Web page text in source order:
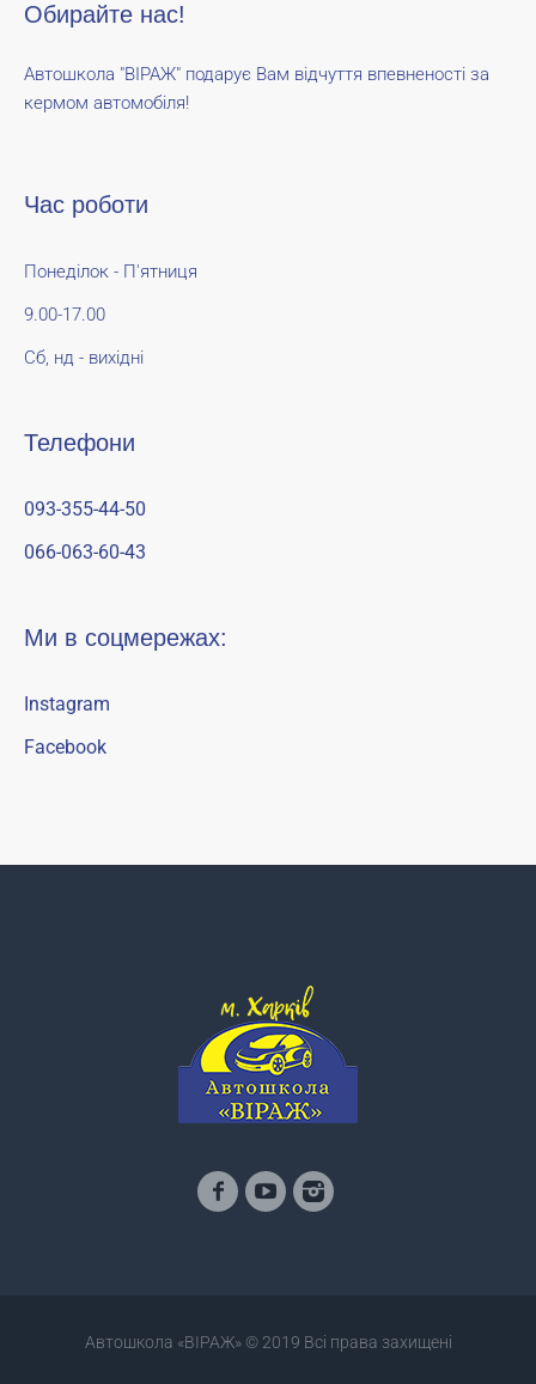
Обирайте нас!
Автошкола "ВІРАЖ" подарує Вам відчуття впевненості за
кермом автомобіля!
Час роботи
Понеділок - П'ятниця
9.00-17.00
Сб, нд - вихідні
Телефони
093-355-44-50
066-063-60-43
Ми в соцмережах:
Instagram
Facebook
Автошкола «ВІРАЖ» © 2019 Всі права захищені